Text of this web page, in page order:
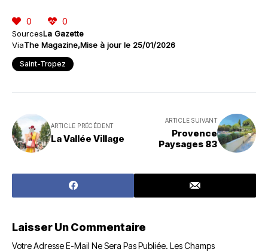
0 0
SourcesLa Gazette
ViaThe Magazine Mise à jour le 25/01/2026
Saint-Tropez
ARTICLE PRÉCÉDENT
La Vallée Village
ARTICLE SUIVANT
Provence
Paysages 83
Laisser Un Commentaire
Votre Adresse E-Mail Ne Sera Pas Publiée. Les Champs